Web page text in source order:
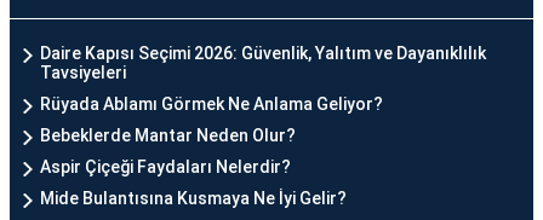
Daire Kapısı Seçimi 2026: Güvenlik, Yalıtım ve Dayanıklılık
Tavsiyeleri
Rüyada Ablamı Görmek Ne Anlama Geliyor?
Bebeklerde Mantar Neden Olur?
Aspir Çiçeği Faydaları Nelerdir?
Mide Bulantısına Kusmaya Ne İyi Gelir?